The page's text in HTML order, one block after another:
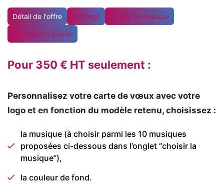
Détail de l'offre Concept Choisir la musique
Déclinaison papier
Pour 350 € HT seulement :
Personnalisez votre carte de vœux avec votre
logo et en fonction du modèle retenu, choisissez :
la musique (à choisir parmi les 10 musiques
proposées ci-dessous dans l’onglet “choisir la
musique”),
la couleur de fond.